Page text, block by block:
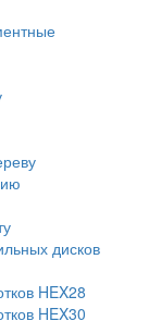
дисков
HEX28
HEX30